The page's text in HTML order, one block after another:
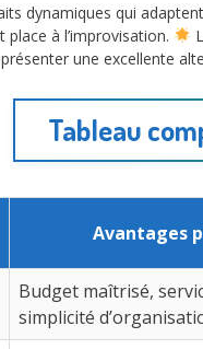
dynamiques qui
à l’improvisation.
une excellente
Tableau
Avantages
Budget maîtrisé,
simplicité